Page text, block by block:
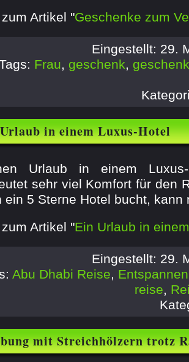
Artikel "Geschenke zum
Eingestellt: 29.
Frau, geschenk,
in einem Luxus-Hotel
Urlaub in einem
sehr viel Komfort für den
ein 5 Sterne Hotel bucht, kann
Artikel "Ein Urlaub in
Eingestellt: 29.
Abu Dhabi Reise, Entspannen
reise,
mit Streichhölzern trotz